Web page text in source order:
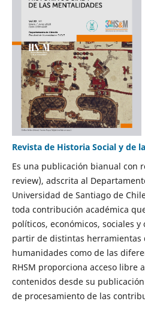
Revista de Historia Social y de
Es una publicación bianual con
review), adscrita al
Universidad de Santiago de
toda contribución académica
políticos, económicos, sociales
partir de distintas herramientas
humanidades como de las
RHSM proporciona acceso libre
contenidos desde su
de procesamiento de las